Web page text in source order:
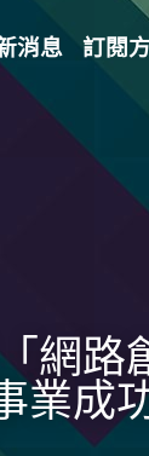
消息 訂閱
網路
業成